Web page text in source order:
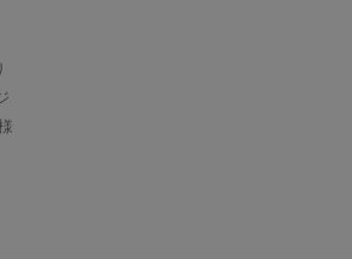
入の場合、可能な限りBOX形式でお